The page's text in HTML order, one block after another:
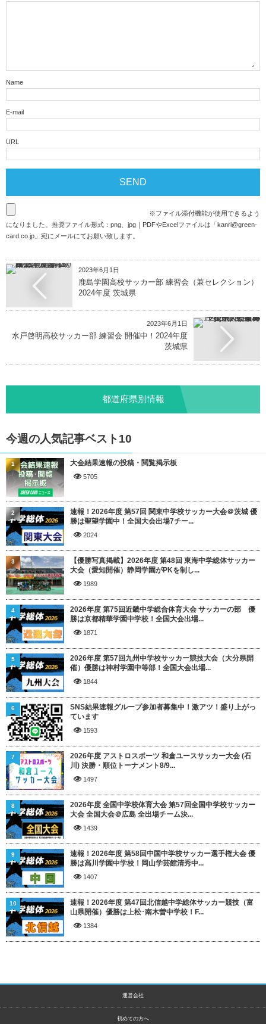
Name
E-mail
URL
※ファイル添付機能が使用できるよう
になりました。推奨ファイル形式：png、jpg｜PDFやExcelファイルは「 kanri@green-
card.co.jp 」宛にメールにてお願い致します。
2023年6月1日
鹿島学園高校サッカー部 練習会（兼セレクション）
2024年度 茨城県
2023年6月1日
水戸啓明高校サッカー部 練習会 開催中！2024年度
茨城県
都道府県別情報
今週の人気記事ベスト10
大会結果速報の投稿・閲覧掲示板
5705
1
速報！2026年度 第57回 関東中学校サッカー大会＠茨城 優
勝は聖望学園中！全国大会出場7チー...
2024
2
【優勝写真掲載】2026年度 第48回 東海中学総体サッカー
大会（愛知開催）静岡学園がPKを制し...
1989
3
2026年度 第75回近畿中学総合体育大会 サッカーの部 優
勝は京都精華学園中学校！全国大会出場...
1871
4
2026年度 第57回九州中学校サッカー競技大会（大分県開
催）優勝は神村学園中等部！全国大会出場...
1844
5
SNS結果速報グループ参加者募集中！激アツ！盛り上がっ
ています
1593
6
2026年度 アストロスポーツ 和倉ユースサッカー大会 (石
川) 決勝・順位トーナメント8/9...
1497
7
2026年度 全国中学校体育大会 第57回全国中学校サッカー
大会 全国大会＠広島 全出場チーム決...
1439
8
速報！2026年度 第58回中国中学校サッカー選手権大会 優
勝は高川学園中学校！岡山学芸館清秀中...
1407
9
速報！2026年度 第47回北信越中学総体サッカー競技（富
山県開催）優勝は上松･南木曽中学校！F...
1384
10
運営会社
初めての方へ